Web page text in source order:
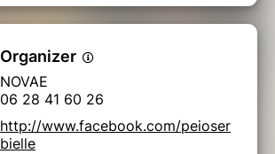
Organizer
NOVAE
06 28 41 60 26
http://www.facebook.com/peioser
bielle